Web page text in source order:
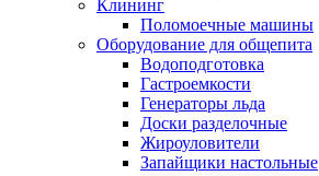
Клининг
Поломоечные машины
Оборудование для общепита
Водоподготовка
Гастроемкости
Генераторы льда
Доски разделочные
Жироуловители
Запайщики настольные